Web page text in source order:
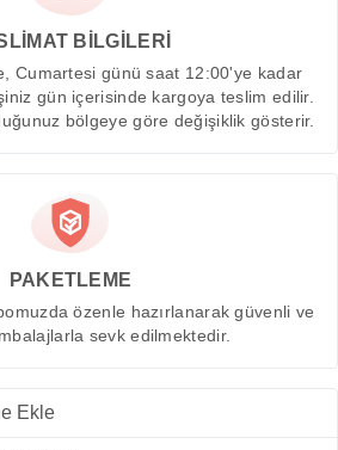
BİLGİLERİ
Cumartesi günü saat 12:00'ye kadar
gün içerisinde kargoya teslim edilir.
bölgeye göre değişiklik gösterir.
PAKETLEME
özenle hazırlanarak güvenli ve
sevk edilmektedir.
Ekle